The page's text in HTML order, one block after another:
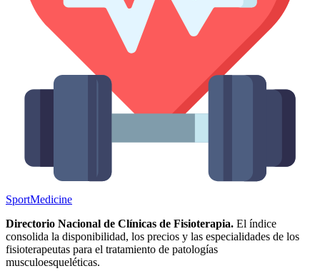
SportMedicine
Directorio Nacional de Clínicas de Fisioterapia. El índice
consolida la disponibilidad, los precios y las especialidades de los
fisioterapeutas para el tratamiento de patologías
musculoesqueléticas.